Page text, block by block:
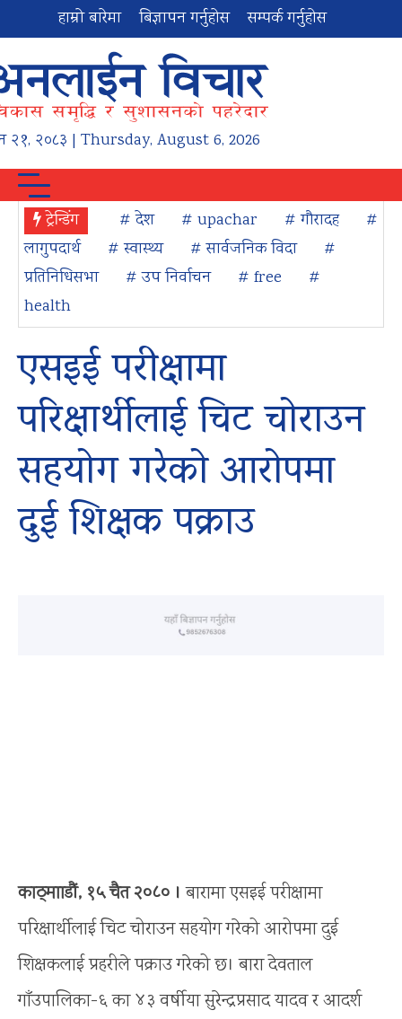
हाम्रो बारेमा बिज्ञापन गर्नुहोस सम्पर्क गर्नुहोस
२१, २०८३ | Thursday, August 6, 2026
ट्रेन्डिंग # देश # upachar # गौरादह
#
लागुपदार्थ
# स्वास्थ्य # सार्वजनिक विदा
#
प्रतिनिधिसभा
# उप निर्वाचन # free
#
health
एसइई परीक्षामा
परिक्षार्थीलाई चिट चोराउन
सहयोग गरेको आरोपमा
दुई शिक्षक पक्राउ
काठ्मााडौं, १५ चैत २०८० । बारामा एसइई परीक्षामा
परिक्षार्थीलाई चिट चोराउन सहयोग गरेको आरोपमा दुई
शिक्षकलाई प्रहरीले पक्राउ गरेको छ। बारा देवताल
गाँउपालिका-६ का ४३ वर्षीया सुरेन्द्रप्रसाद यादव र आदर्श